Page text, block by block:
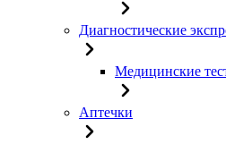
Диагностические
Медицинские
Аптечки